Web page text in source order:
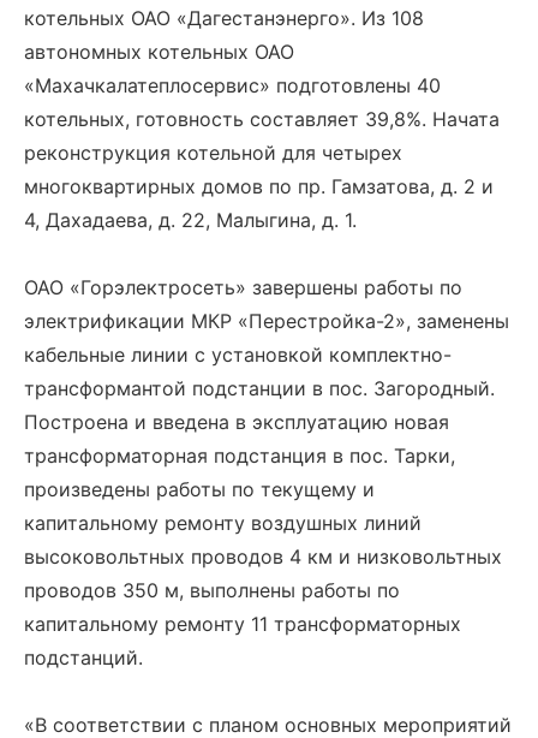
котельных ОАО «Дагестанэнерго». Из 108
автономных котельных ОАО
«Махачкалатеплосервис» подготовлены 40
котельных, готовность составляет 39,8%. Начата
реконструкция котельной для четырех
многоквартирных домов по пр. Гамзатова, д. 2 и
4, Дахадаева, д. 22, Малыгина, д. 1.
ОАО «Горэлектросеть» завершены работы по
электрификации МКР «Перестройка-2», заменены
кабельные линии с установкой комплектно-
трансформантой подстанции в пос. Загородный.
Построена и введена в эксплуатацию новая
трансформаторная подстанция в пос. Тарки,
произведены работы по текущему и
капитальному ремонту воздушных линий
высоковольтных проводов 4 км и низковольтных
проводов 350 м, выполнены работы по
капитальному ремонту 11 трансформаторных
подстанций.
«В соответствии с планом основных мероприятий